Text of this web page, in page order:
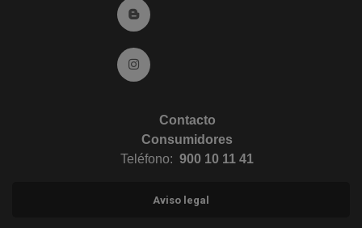
Ir al Blog (abre en ventana nueva)
Ir a Instagram (abre en ventana nueva)
Contacto
Consumidores
Teléfono: 900 10 11 41
Aviso legal